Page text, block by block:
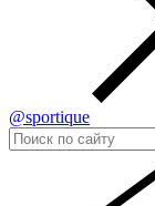
@sportique